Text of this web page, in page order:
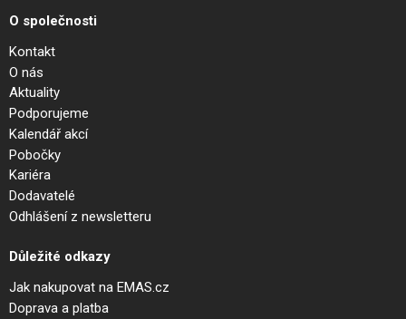
O společnosti
Kontakt
O nás
Aktuality
Podporujeme
Kalendář akcí
Pobočky
Kariéra
Dodavatelé
Odhlášení z newsletteru
Důležité odkazy
Jak nakupovat na EMAS.cz
Doprava a platba